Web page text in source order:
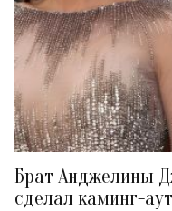
Брат Анджелины
сделал каминг-аут